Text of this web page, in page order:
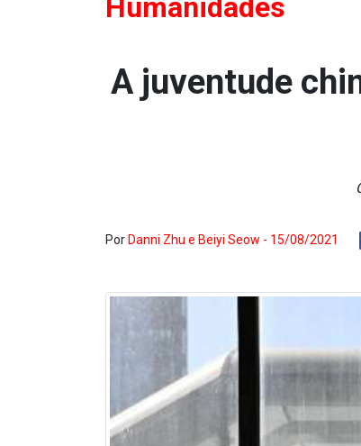
Humanidades
A juventude
Por Danni Zhu e Beiyi Seow - 15/08/2021